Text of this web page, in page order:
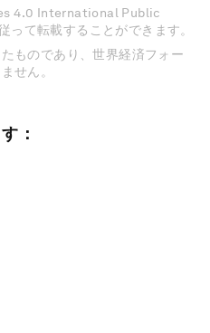
4.0 International Public
て転載することができます。
ものであり、世界経済フォー
せん。
：